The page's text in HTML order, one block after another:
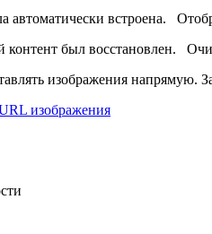
автоматически встроена.
был восстановлен.
изображения напрямую.
изображения